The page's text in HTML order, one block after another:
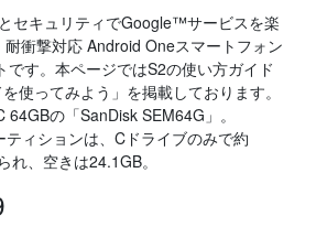
セキュリティでGoogle™サービスを楽
耐衝撃対応 Android Oneスマートフォン
です。本ページではS2の使い方ガイド
使ってみよう」を掲載しております。
の「SanDisk SEM64G」。
ィションは、Cドライブのみで約
れ、空きは24.1GB。